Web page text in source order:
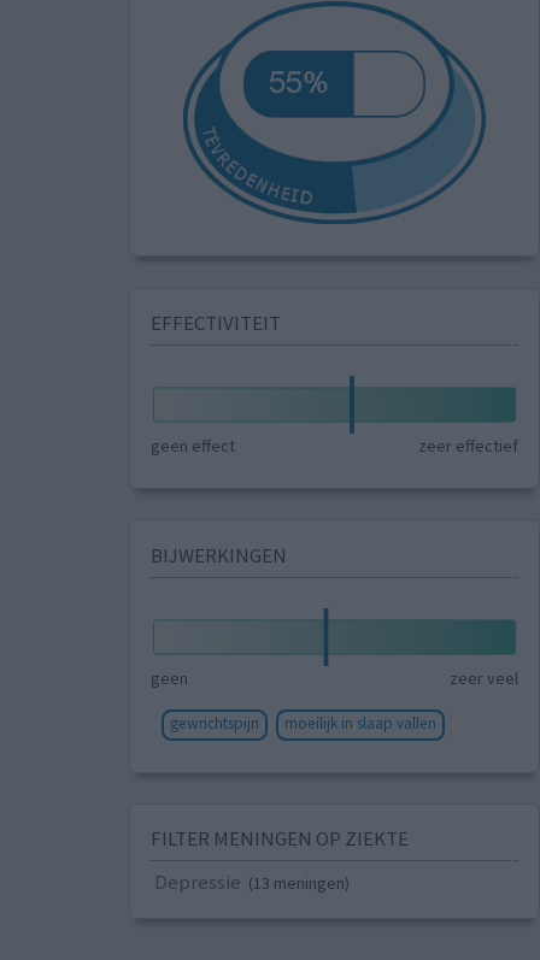
EFFECTIVITEIT
geen effect zeer effectief
BIJWERKINGEN
geen zeer veel
gewrichtspijn moeilijk in slaap vallen
FILTER MENINGEN OP ZIEKTE
Depressie (13 meningen)